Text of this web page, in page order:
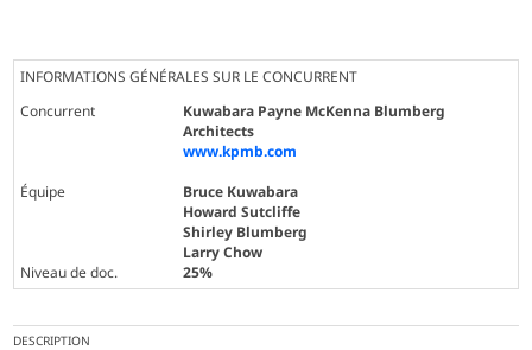
INFORMATIONS GÉNÉRALES SUR LE CONCURRENT
Concurrent
Kuwabara Payne McKenna Blumberg
Architects
www.kpmb.com
Équipe
Bruce Kuwabara
Howard Sutcliffe
Shirley Blumberg
Larry Chow
Niveau de doc.
25%
DESCRIPTION